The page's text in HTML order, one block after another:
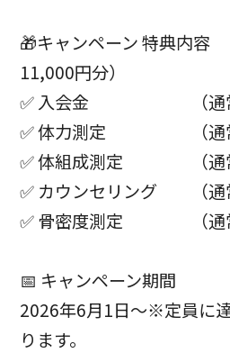
🎁キャンペーン 特典内
11,000円分）
✅ 入会金 （通常
✅ 体力測定 （通常
✅ 体組成測定 （通常
✅ カウンセリング （通
✅ 骨密度測定 （通常
📅 キャンペーン期間
2026年6月1日～※定員に
ります。